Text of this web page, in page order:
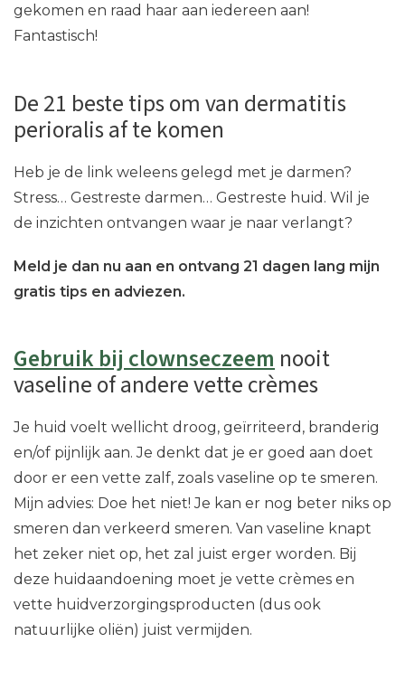
gekomen en raad haar aan iedereen aan!
Fantastisch!
De 21 beste tips om van dermatitis
perioralis af te komen
Heb je de link weleens gelegd met je darmen?
Stress… Gestreste darmen… Gestreste huid. Wil je
de inzichten ontvangen waar je naar verlangt?
Meld je dan nu aan en ontvang 21 dagen lang mijn
gratis tips en adviezen.
Gebruik bij clownseczeemnooit
vaseline of andere vette crèmes
Je huid voelt wellicht droog, geïrriteerd, branderig
en/of pijnlijk aan. Je denkt dat je er goed aan doet
door er een vette zalf, zoals vaseline op te smeren.
Mijn advies: Doe het niet! Je kan er nog beter niks op
smeren dan verkeerd smeren. Van vaseline knapt
het zeker niet op, het zal juist erger worden. Bij
deze huidaandoening moet je vette crèmes en
vette huidverzorgingsproducten (dus ook
natuurlijke oliën) juist vermijden.